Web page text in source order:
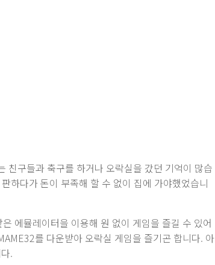
친구들과 축구를 하거나 오락실을 갔던 기억이 많습
하다가 돈이 부족해 할 수 없이 집에 가야했었습니
에뮬레이터을 이용해 원 없이 게임을 즐길 수 있어
를 다운받아 오락실 게임을 즐기곤 합니다. 아
.